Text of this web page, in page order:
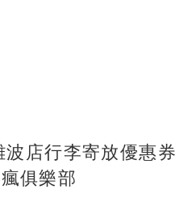
店行李寄放優惠
俱樂部